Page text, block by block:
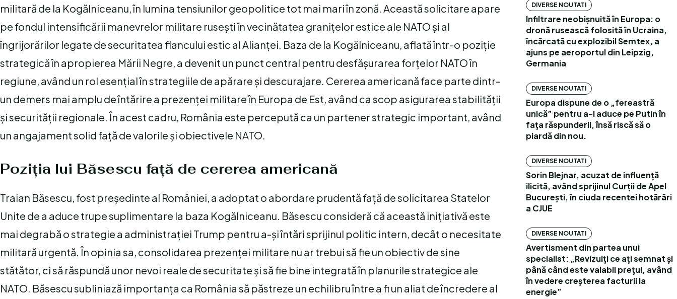
militară de la Kogălniceanu, în lumina tensiunilor geopolitice tot mai mari în zonă. Această solicitare apare
pe fondul intensificării manevrelor militare rusești în vecinătatea granițelor estice ale NATO și al
îngrijorărilor legate de securitatea flancului estic al Alianței. Baza de la Kogălniceanu, aflată într-o poziție
strategică în apropierea Mării Negre, a devenit un punct central pentru desfășurarea forțelor NATO în
regiune, având un rol esențial în strategiile de apărare și descurajare. Cererea americană face parte dintr-
un demers mai amplu de întărire a prezenței militare în Europa de Est, având ca scop asigurarea stabilității
și securității regionale. În acest cadru, România este percepută ca un partener strategic important, având
un angajament solid față de valorile și obiectivele NATO.
Poziția lui Băsescu față de cererea americană
Traian Băsescu, fost președinte al României, a adoptat o abordare prudentă față de solicitarea Statelor
Unite de a aduce trupe suplimentare la baza Kogălniceanu. Băsescu consideră că această inițiativă este
mai degrabă o strategie a administrației Trump pentru a-și întări sprijinul politic intern, decât o necesitate
militară urgentă. În opinia sa, consolidarea prezenței militare nu ar trebui să fie un obiectiv de sine
stătător, ci să răspundă unor nevoi reale de securitate și să fie bine integrată în planurile strategice ale
NATO. Băsescu subliniază importanța ca România să păstreze un echilibru între a fi un aliat de încredere al
DIVERSE NOUTATI
Infiltrare neobișnuită în Europa: o
dronă rusească folosită în Ucraina,
încărcată cu explozibil Semtex, a
ajuns pe aeroportul din Leipzig,
Germania
DIVERSE NOUTATI
Europa dispune de o „fereastră
unică” pentru a-l aduce pe Putin în
fața răspunderii, însă riscă să o
piardă din nou.
DIVERSE NOUTATI
Sorin Blejnar, acuzat de influență
ilicită, având sprijinul Curții de Apel
București, în ciuda recentei hotărâri
a CJUE
DIVERSE NOUTATI
Avertisment din partea unui
specialist: „Revizuiți ce ați semnat și
până când este valabil prețul, având
în vedere creșterea facturii la
energie”